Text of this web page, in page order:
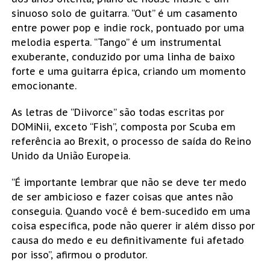
sinuoso solo de guitarra. “Out” é um casamento
entre power pop e indie rock, pontuado por uma
melodia esperta. “Tango” é um instrumental
exuberante, conduzido por uma linha de baixo
forte e uma guitarra épica, criando um momento
emocionante.
As letras de “Diivorce” são todas escritas por
DOMiNii, exceto “Fish”, composta por Scuba em
referência ao Brexit, o processo de saída do Reino
Unido da União Europeia.
“É importante lembrar que não se deve ter medo
de ser ambicioso e fazer coisas que antes não
conseguia. Quando você é bem-sucedido em uma
coisa específica, pode não querer ir além disso por
causa do medo e eu definitivamente fui afetado
por isso”, afirmou o produtor.